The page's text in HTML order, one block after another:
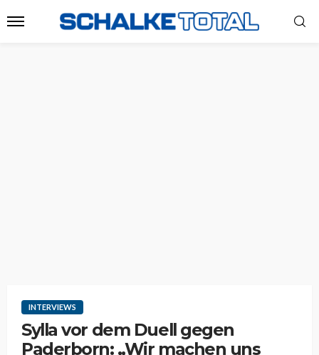
INTERVIEWS
Sylla vor dem Duell gegen
Paderborn: „Wir machen uns